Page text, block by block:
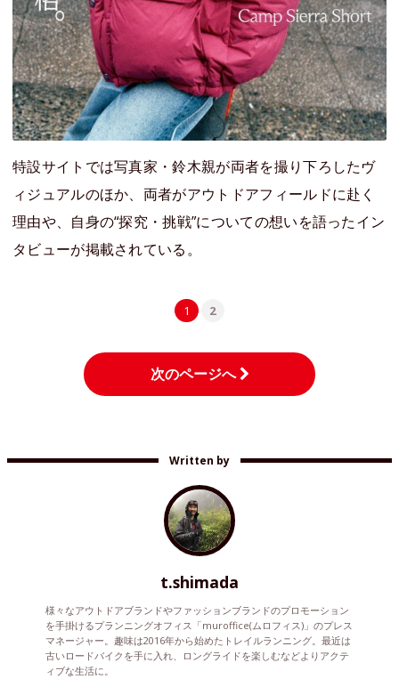
特設サイトでは写真家・鈴木親が両者を撮り下ろしたヴ
ィジュアルのほか、両者がアウトドアフィールドに赴く
理由や、自身の“探究・挑戦”についての想いを語ったイン
タビューが掲載されている。
1 2
次のページへ
Written by
t.shimada
様々なアウトドアブランドやファッションブランドのプロモーション
を手掛けるプランニングオフィス「muroffice(ムロフィス)」のプレス
マネージャー。趣味は2016年から始めたトレイルランニング。最近は
古いロードバイクを手に入れ、ロングライドを楽しむなどよりアクテ
ィブな生活に。